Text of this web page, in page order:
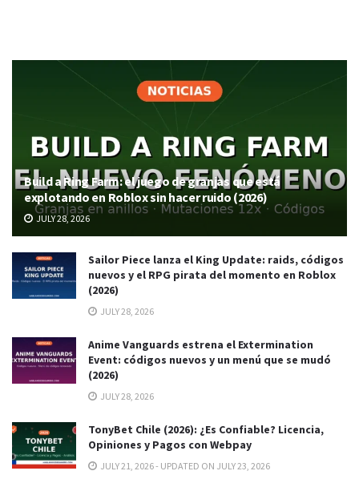
Build a Ring Farm: el juego de granjas que está
explotando en Roblox sin hacer ruido (2026)
JULY 28, 2026
Sailor Piece lanza el King Update: raids, códigos
nuevos y el RPG pirata del momento en Roblox
(2026)
JULY 28, 2026
Anime Vanguards estrena el Extermination
Event: códigos nuevos y un menú que se mudó
(2026)
JULY 28, 2026
TonyBet Chile (2026): ¿Es Confiable? Licencia,
Opiniones y Pagos con Webpay
JULY 21, 2026 - UPDATED ON JULY 23, 2026